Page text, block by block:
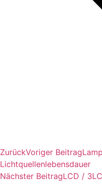
ZurückVoriger Beitrag
Lichtquellenlebensdauer
Nächster BeitragLCD /